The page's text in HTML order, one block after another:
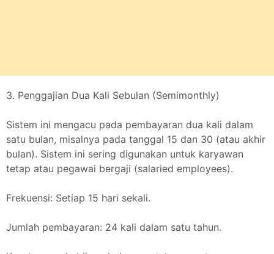
3. Penggajian Dua Kali Sebulan (Semimonthly)
Sistem ini mengacu pada pembayaran dua kali dalam
satu bulan, misalnya pada tanggal 15 dan 30 (atau akhir
bulan). Sistem ini sering digunakan untuk karyawan
tetap atau pegawai bergaji (salaried employees).
Frekuensi: Setiap 15 hari sekali.
Jumlah pembayaran: 24 kali dalam satu tahun.